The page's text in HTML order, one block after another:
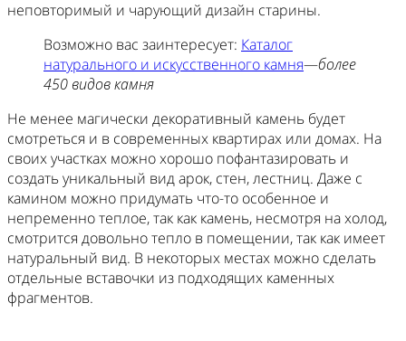
неповторимый и чарующий дизайн старины.
Возможно вас заинтересует: Каталог
натурального и искусственного камня—более
450 видов камня
Не менее магически декоративный камень будет
смотреться и в современных квартирах или домах. На
своих участках можно хорошо пофантазировать и
создать уникальный вид арок, стен, лестниц. Даже с
камином можно придумать что-то особенное и
непременно теплое, так как камень, несмотря на холод,
смотрится довольно тепло в помещении, так как имеет
натуральный вид. В некоторых местах можно сделать
отдельные вставочки из подходящих каменных
фрагментов.